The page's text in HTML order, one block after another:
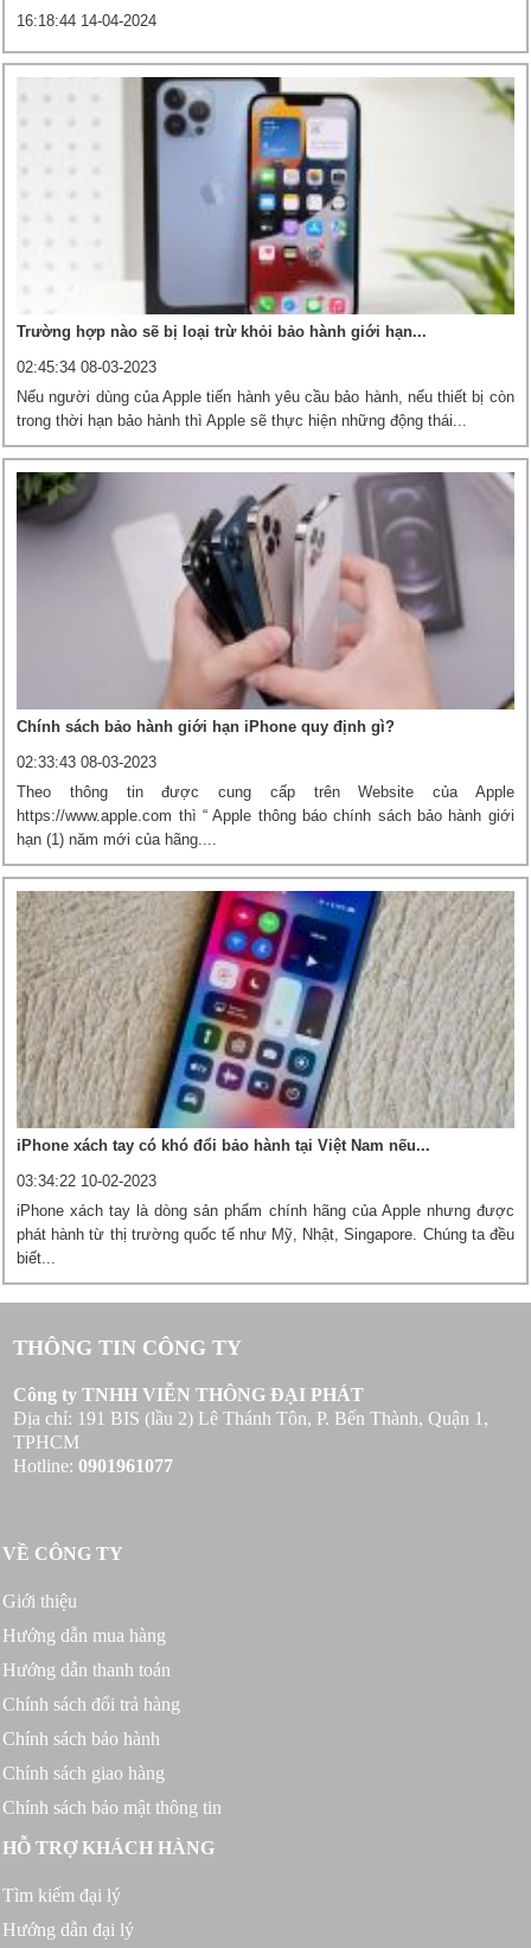
16:18:44 14-04-2024
Trường hợp nào sẽ bị loại trừ khỏi bảo hành giới hạn...
02:45:34 08-03-2023
Nếu người dùng của Apple tiến hành yêu cầu bảo hành, nếu thiết bị còn
trong thời hạn bảo hành thì Apple sẽ thực hiện những động thái...
Chính sách bảo hành giới hạn iPhone quy định gì?
02:33:43 08-03-2023
Theo thông tin được cung cấp trên Website của Apple
https://www.apple.com thì “ Apple thông báo chính sách bảo hành giới
hạn (1) năm mới của hãng....
iPhone xách tay có khó đổi bảo hành tại Việt Nam nếu...
03:34:22 10-02-2023
iPhone xách tay là dòng sản phẩm chính hãng của Apple nhưng được
phát hành từ thị trường quốc tế như Mỹ, Nhật, Singapore. Chúng ta đều
biết...
THÔNG TIN CÔNG TY
Công ty TNHH VIỄN THÔNG ĐẠI PHÁT
Địa chỉ: 191 BIS (lầu 2) Lê Thánh Tôn, P. Bến Thành, Quận 1,
TPHCM
Hotline:0901961077
VỀ CÔNG TY
Giới thiệu
Hướng dẫn mua hàng
Hướng dẫn thanh toán
Chính sách đổi trả hàng
Chính sách bảo hành
Chính sách giao hàng
Chính sách bảo mật thông tin
HỖ TRỢ KHÁCH HÀNG
Tìm kiếm đại lý
Hướng dẫn đại lý